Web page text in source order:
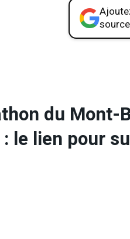
du Mont-
: le lien pour